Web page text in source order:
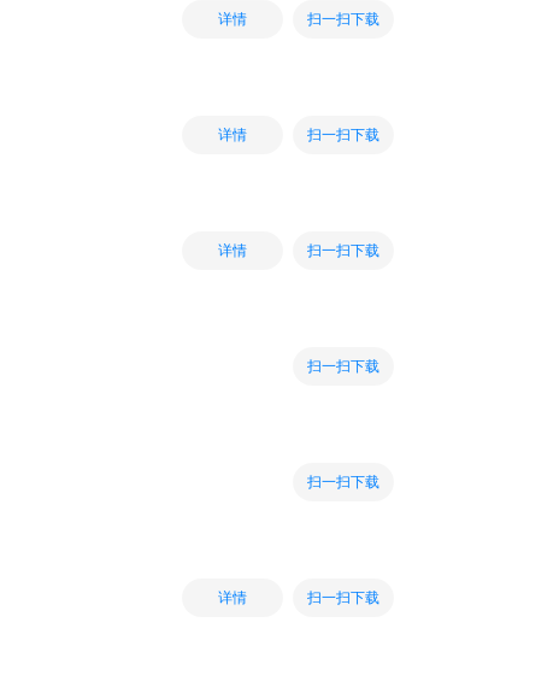
详情 扫一扫下载
详情 扫一扫下载
详情 扫一扫下载
扫一扫下载
扫一扫下载
详情 扫一扫下载